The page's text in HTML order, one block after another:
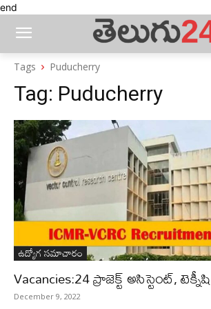
end
Tags Puducherry
Tag: Puducherry
ఉద్యోగ సమాచారం
Vacancies:24 ప్రాజెక్ట్ అసిస్టెంట్,
December 9, 2022